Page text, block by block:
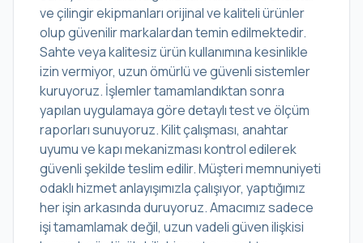
ve çilingir ekipmanları orijinal ve kaliteli ürünler
olup güvenilir markalardan temin edilmektedir.
Sahte veya kalitesiz ürün kullanımına kesinlikle
izin vermiyor, uzun ömürlü ve güvenli sistemler
kuruyoruz. İşlemler tamamlandıktan sonra
yapılan uygulamaya göre detaylı test ve ölçüm
raporları sunuyoruz. Kilit çalışması, anahtar
uyumu ve kapı mekanizması kontrol edilerek
güvenli şekilde teslim edilir. Müşteri memnuniyeti
odaklı hizmet anlayışımızla çalışıyor, yaptığımız
her işin arkasında duruyoruz. Amacımız sadece
işi tamamlamak değil, uzun vadeli güven ilişkisi